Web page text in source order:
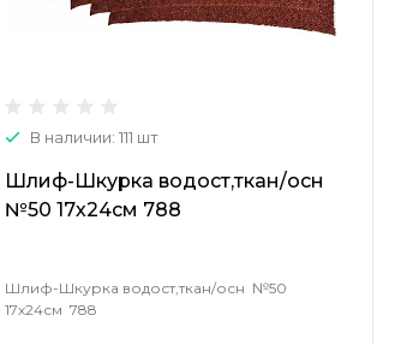
В наличии: 111 шт
Шлиф-Шкурка водост,ткан/осн
№50 17х24см 788
Шлиф-Шкурка водост,ткан/осн №50
17х24см 788